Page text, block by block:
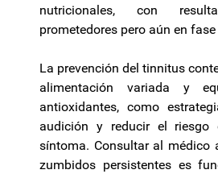
nutricionales, con
prometedores pero aún en
La prevención del tinnitus
alimentación variada y
antioxidantes, como
audición y reducir el riesgo
síntoma. Consultar al médico
zumbidos persistentes es